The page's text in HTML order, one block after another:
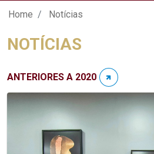
Notícias - Unicap
Home Notícias
NOTÍCIAS
ANTERIORES A 2020